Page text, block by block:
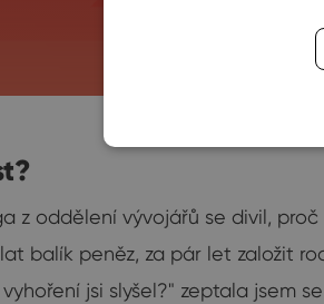
z oddělení vývojářů se divil,
balík peněz, za pár let založit
jsi slyšel?" zeptala jsem